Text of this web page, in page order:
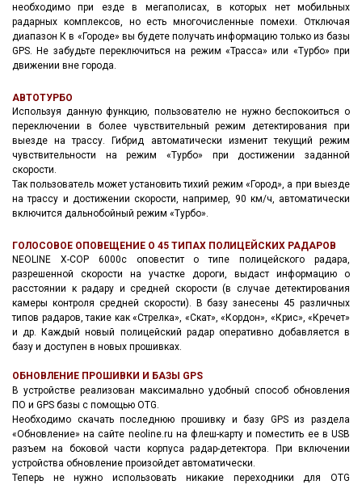
необходимо при езде в мегаполисах, в которых нет мобильных
радарных комплексов, но есть многочисленные помехи. Отключая
диапазон К в «Городе» вы будете получать информацию только из базы
GPS. Не забудьте переключиться на режим «Трасса» или «Турбо» при
движении вне города.
АВТОТУРБО
Используя данную функцию, пользователю не нужно беспокоиться о
переключении в более чувствительный режим детектирования при
выезде на трассу. Гибрид автоматически изменит текущий режим
чувствительности на режим «Турбо» при достижении заданной
скорости.
Так пользователь может установить тихий режим «Город», а при выезде
на трассу и достижении скорости, например, 90 км/ч, автоматически
включится дальнобойный режим «Турбо».
ГОЛОСОВОЕ ОПОВЕЩЕНИЕ О 45 ТИПАХ ПОЛИЦЕЙСКИХ РАДАРОВ
NEOLINE X-COP 6000с оповестит о типе полицейского радара,
разрешенной скорости на участке дороги, выдаст информацию о
расстоянии к радару и средней скорости (в случае детектирования
камеры контроля средней скорости). В базу занесены 45 различных
типов радаров, такие как «Стрелка», «Скат», «Кордон», «Крис», «Кречет»
и др. Каждый новый полицейский радар оперативно добавляется в
базу и доступен в новых прошивках.
ОБНОВЛЕНИЕ ПРОШИВКИ И БАЗЫ GPS
В устройстве реализован максимально удобный способ обновления
ПО и GPS базы с помощью OTG.
Необходимо скачать последнюю прошивку и базу GPS из раздела
«Обновление» на сайте neoline.ru на флеш-карту и поместить ее в USB
разъем на боковой части корпуса радар-детектора. При включении
устройства обновление произойдет автоматически.
Теперь не нужно использовать никакие переходники для OTG